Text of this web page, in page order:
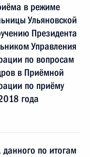
в режиме
Ульяновской
Президента
Управления
по вопросам
в Приёмной
по приёму
года
по итогам